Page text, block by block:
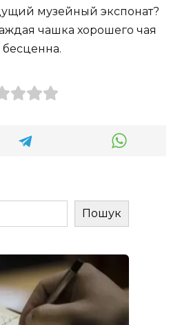
музейный экспонат?
чашка хорошего чая
Пошук